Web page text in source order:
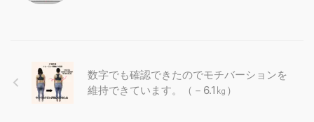
数字でも確認できたのでモチバーションを
維持できています。（－6.1㎏）